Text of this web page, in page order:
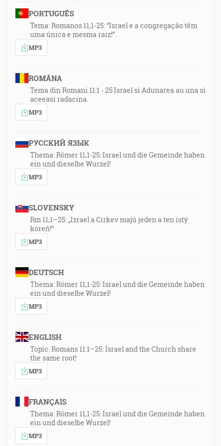
PORTUGUÊS
Tema: Romanos 11,1-25: “Israel e a congregação têm
uma única e mesma raiz!”
MP3
ROMÂNA
Tema din Romani 11:1 - 25 Israel si Adunarea au una si
aceeasi radacina.
MP3
РУССКИЙ ЯЗЫК
Thema: Römer 11,1-25: Israel und die Gemeinde haben
ein und dieselbe Wurzel!
MP3
SLOVENSKY
Rm 11,1–25: „Izrael a Cirkev majú jeden a ten istý
koreň!“
MP3
DEUTSCH
Thema: Römer 11,1-25: Israel und die Gemeinde haben
ein und dieselbe Wurzel!
MP3
ENGLISH
Topic: Romans 11:1–25: Israel and the Church share
the same root!
MP3
FRANÇAIS
Thema: Römer 11,1-25: Israel und die Gemeinde haben
ein und dieselbe Wurzel!
MP3